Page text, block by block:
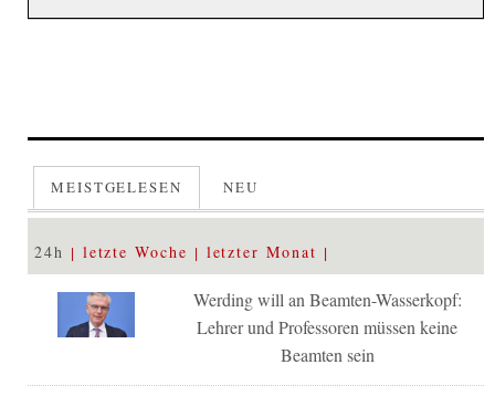
MEISTGELESEN NEU
24h letzte Woche letzter Monat
Werding will an Beamten-Wasserkopf:
Lehrer und Professoren müssen keine
Beamten sein